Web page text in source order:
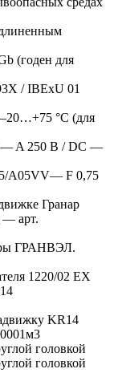
(годен для
/ IBExU 01
°C (для
— A 250 В / DC —
A05VV— F 0,75
Гранар
— арт.
ГРАНВЭЛ.
1220/02 EX
KR14
головкой
головкой